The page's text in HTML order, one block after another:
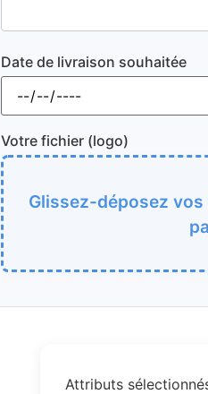
Date de livraison souhaitée
Votre fichier (logo)
Glissez-déposez
Attributs